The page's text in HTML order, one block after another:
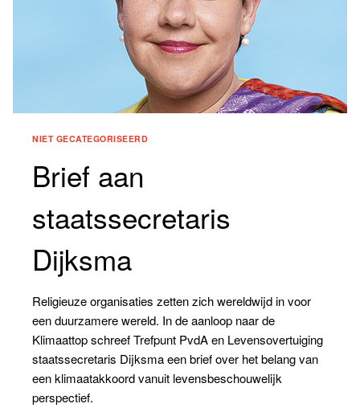
NIET GECATEGORISEERD
Brief aan
staatssecretaris
Dijksma
Religieuze organisaties zetten zich wereldwijd in voor
een duurzamere wereld. In de aanloop naar de
Klimaattop schreef Trefpunt PvdA en Levensovertuiging
staatssecretaris Dijksma een brief over het belang van
een klimaatakkoord vanuit levensbeschouwelijk
perspectief.